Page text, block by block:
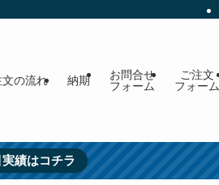
文の流れ 納期
お問合せ
フォーム
ご注文
フォーム
績はコチラ